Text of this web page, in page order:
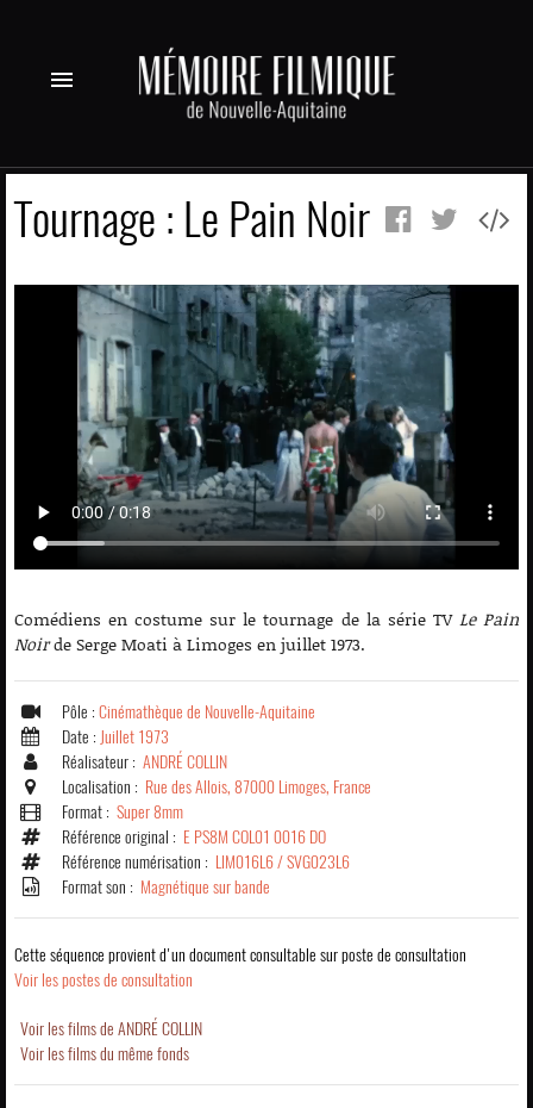
menu
Tournage : Le Pain Noir
Comédiens en costume sur le tournage de la série TV Le Pain
Noirde Serge Moati à Limoges en juillet 1973.
Pôle : Cinémathèque de Nouvelle-Aquitaine
Date : Juillet 1973
Réalisateur : ANDRÉ COLLIN
Localisation : Rue des Allois, 87000 Limoges, France
Format : Super 8mm
Référence original : E PS8M COL01 0016 DO
Référence numérisation : LIM016L6 / SVG023L6
Format son : Magnétique sur bande
Cette séquence provient d'un document consultable sur poste de consultation
Voir les postes de consultation
Voir les films de ANDRÉ COLLIN
Voir les films du même fonds